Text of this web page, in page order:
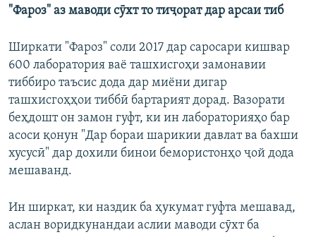
"Фароз" аз маводи сӯхт то тиҷорат дар арсаи тиб
Ширкати "Фароз" соли 2017 дар саросари кишвар
600 лаборатория ваё ташхисгоҳи замонавии
тиббиро таъсис дода дар миёни дигар
ташхисгоҳҳои тиббӣ бартарият дорад. Вазорати
беҳдошт он замон гуфт, ки ин лабораторияҳо бар
асоси қонун "Дар бораи шарикии давлат ва бахши
хусусӣ" дар дохили бинои бемористонҳо ҷой дода
мешаванд.
Ин ширкат, ки наздик ба ҳукумат гуфта мешавад,
аслан воридкунандаи аслии маводи сӯхт ба